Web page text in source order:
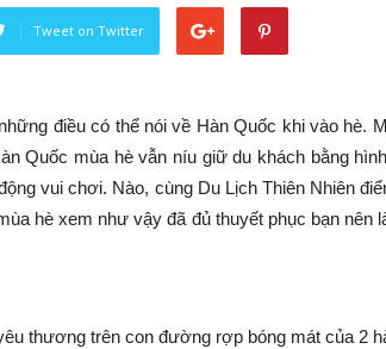
Tweet on Twitter
điều có thể nói về Hàn Quốc khi vào hè.
Quốc mùa hè vẫn níu giữ du khách bằng
vui chơi. Nào, cùng Du Lịch Thiên Nhiên
hè xem như vậy đã đủ thuyết phục bạn nên
thương trên con đường rợp bóng mát của 2